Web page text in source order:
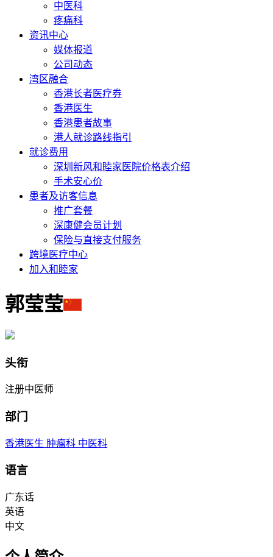
中医科
疼痛科
资讯中心
媒体报道
公司动态
湾区融合
香港长者医疗券
香港医生
香港患者故事
港人就诊路线指引
就诊费用
深圳新风和睦家医院价格表介绍
手术安心价
患者及访客信息
推广套餐
深康健会员计划
保险与直接支付服务
跨境医疗中心
加入和睦家
郭莹莹
头衔
注册中医师
部门
香港医生 肿瘤科 中医科
语言
广东话
英语
中文